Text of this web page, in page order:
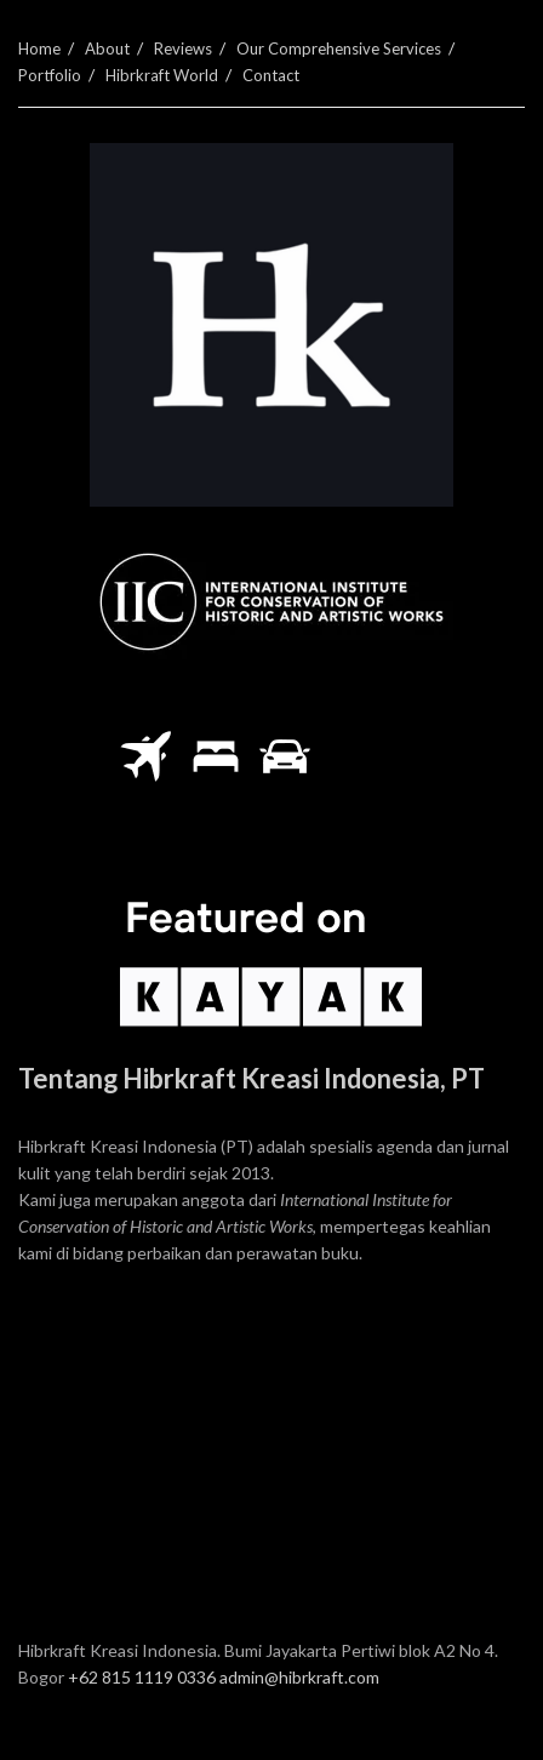
Home About Reviews
Our Comprehensive Services
Portfolio
Hibrkraft World Contact
Tentang Hibrkraft Kreasi Indonesia, PT
Hibrkraft Kreasi Indonesia (PT) adalah spesialis agenda dan jurnal
kulit yang telah berdiri sejak 2013.
Kami juga merupakan anggota dari International Institute for
Conservation of Historic and Artistic Works, mempertegas keahlian
kami di bidang perbaikan dan perawatan buku.
Hibrkraft Kreasi Indonesia. Bumi Jayakarta Pertiwi blok A2 No 4.
Bogor +62 815 1119 0336admin@hibrkraft.com